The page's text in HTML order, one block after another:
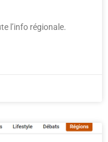
l’info régionale.